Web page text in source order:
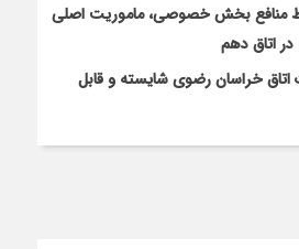
منافع بخش خصوصی، ماموریت اصلی
اتاق دهم
اتاق خراسان رضوی شایسته و قابل